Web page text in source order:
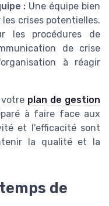
: Une équipe bien
crises potentielles.
les procédures de
de crise
à réagir
plan de gestion
à faire face aux
et l'efficacité sont
la qualité et la
de